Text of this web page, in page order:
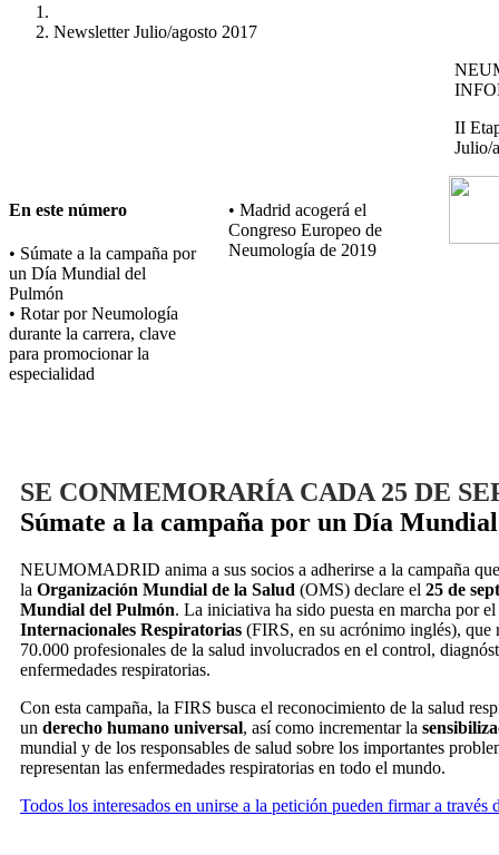
Newsletter Julio/agosto 2017
II
Julio/
En este número
• Súmate a la campaña por
un Día Mundial del
Pulmón
• Rotar por Neumología
durante la carrera, clave
para promocionar la
especialidad
• Madrid acogerá el
Congreso Europeo de
Neumología de 2019
SE CONMEMORARÍA CADA 25 DE
Súmate a la campaña por un Día
NEUMOMADRID anima a sus socios a adherirse a la campaña
la Organización Mundial de la Salud (OMS) declare el 25 de
Mundial del Pulmón. La iniciativa ha sido puesta en marcha por el
Internacionales Respiratorias (FIRS, en su acrónimo inglés), que
70.000 profesionales de la salud involucrados en el control,
enfermedades respiratorias.
Con esta campaña, la FIRS busca el reconocimiento de la salud
un derecho humano universal, así como incrementar la
mundial y de los responsables de salud sobre los importantes
representan las enfermedades respiratorias en todo el mundo.
Todos los interesados en unirse a la petición pueden firmar a través